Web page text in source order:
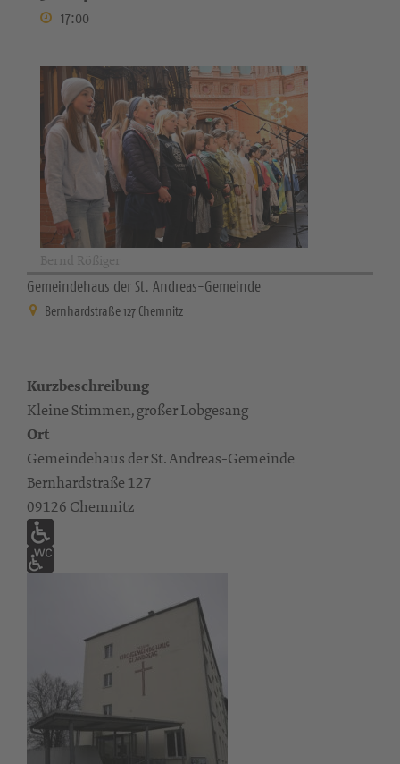
17:00
Gemeindehaus der St. Andreas-Gemeinde
Bernhardstraße 127 Chemnitz
Kurzbeschreibung
Kleine Stimmen, großer Lobgesang
Ort
Gemeindehaus der St. Andreas-Gemeinde
Bernhardstraße 127
09126 Chemnitz